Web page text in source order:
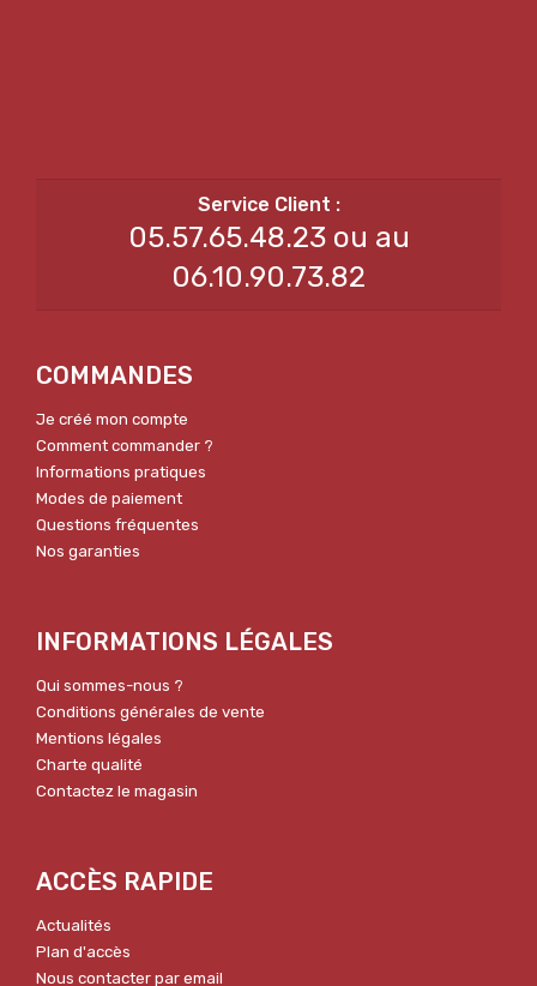
05.57.65.48.23 ou au
06.10.90.73.82
COMMANDES
Je créé mon compte
Comment commander ?
Informations pratiques
Modes de paiement
Questions fréquentes
Nos garanties
INFORMATIONS LÉGALES
Qui sommes-nous ?
Conditions générales de vente
Mentions légales
Charte qualité
Contactez le magasin
ACCÈS RAPIDE
Actualités
Plan d'accès
Nous contacter par email